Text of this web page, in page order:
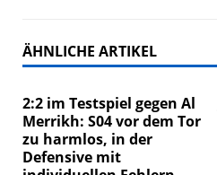
ÄHNLICHE ARTIKEL
2:2 im Testspiel gegen Al
Merrikh: S04 vor dem Tor
zu harmlos, in der
Defensive mit